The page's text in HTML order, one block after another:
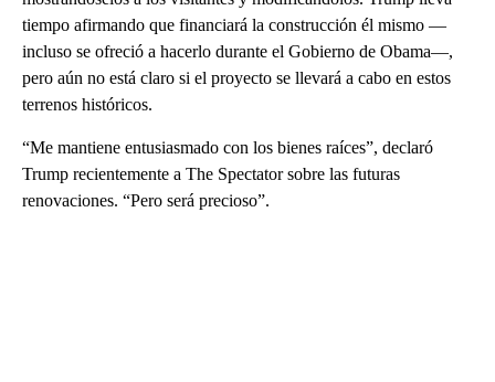
tiempo afirmando que financiará la construcción él mismo —
incluso se ofreció a hacerlo durante el Gobierno de Obama—,
pero aún no está claro si el proyecto se llevará a cabo en estos
terrenos históricos.
“Me mantiene entusiasmado con los bienes raíces”, declaró
Trump recientemente a The Spectator sobre las futuras
renovaciones. “Pero será precioso”.